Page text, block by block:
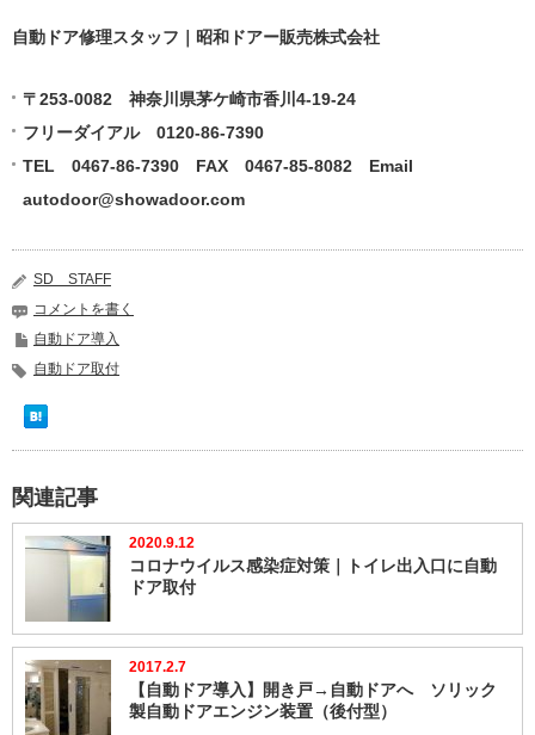
自動ドア修理スタッフ｜昭和ドアー販売株式会社
〒253-0082 神奈川県茅ケ崎市香川4-19-24
フリーダイアル 0120-86-7390
TEL 0467-86-7390 FAX 0467-85-8082 Email
autodoor@showadoor.com
SD STAFF
コメントを書く
自動ドア導入
自動ドア取付
関連記事
2020.9.12
コロナウイルス感染症対策｜トイレ出入口に自動
ドア取付
2017.2.7
【自動ドア導入】開き戸→自動ドアへ ソリック
製自動ドアエンジン装置（後付型）